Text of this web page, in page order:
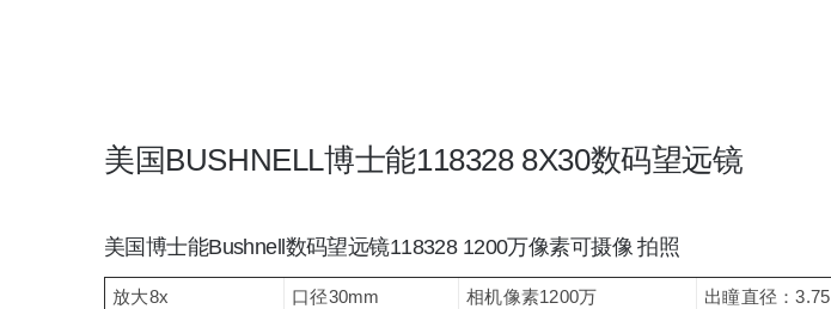
美国BUSHNELL博士能118328 8X30数码望远镜
美国博士能Bushnell数码望远镜118328 1200万像素可摄像 拍照
放大8x 口径30mm 相机像素1200万
出瞳直径：3.75